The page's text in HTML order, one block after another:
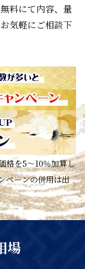
料にて内容、量
気軽にご相談下
格を5～10％加算し
ペーンの併用は出
場